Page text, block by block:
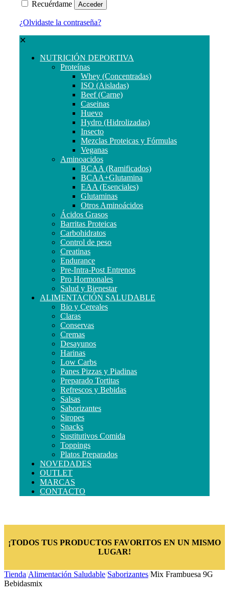
Recuérdame Acceder
¿Olvidaste la contraseña?
✕
NUTRICIÓN DEPORTIVA
Proteínas
Whey (Concentradas)
ISO (Aisladas)
Beef (Carne)
Caseinas
Huevo
Hydro (Hidrolizadas)
Insecto
Mezclas Proteicas y Fórmulas
Veganas
Aminoacidos
BCAA (Ramificados)
BCAA+Glutamina
EAA (Esenciales)
Glutaminas
Otros Aminoácidos
Ácidos Grasos
Barritas Proteicas
Carbohidratos
Control de peso
Creatinas
Endurance
Pre-Intra-Post Entrenos
Pro Hormonales
Salud y Bienestar
ALIMENTACIÓN SALUDABLE
Bio y Cereales
Claras
Conservas
Cremas
Desayunos
Harinas
Low Carbs
Panes Pizzas y Piadinas
Preparado Tortitas
Refrescos y Bebidas
Salsas
Saborizantes
Siropes
Snacks
Sustitutivos Comida
Toppings
Platos Preparados
NOVEDADES
OUTLET
MARCAS
CONTACTO
¡TODOS TUS PRODUCTOS FAVORITOS EN UN MISMO
LUGAR!
Tienda/Alimentación Saludable/Saborizantes/Mix Frambuesa 9G
Bebidasmix